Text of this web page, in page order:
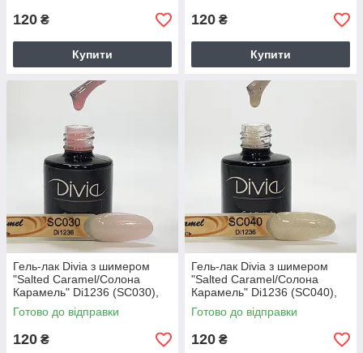
120 ₴
Купити
120 ₴
Купити
Гель-лак Divia з шимером
"Salted Caramel/Солона
Карамель" Di1236 (SC030),
8мл
Готово до відправки
120 ₴
Гель-лак Divia з шимером
"Salted Caramel/Солона
Карамель" Di1236 (SC040),
8мл
Готово до відправки
120 ₴